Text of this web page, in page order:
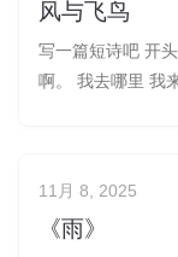
风与飞鸟
写一篇短诗吧 开
啊。 我去哪里 我
11月 8, 2025
《雨》